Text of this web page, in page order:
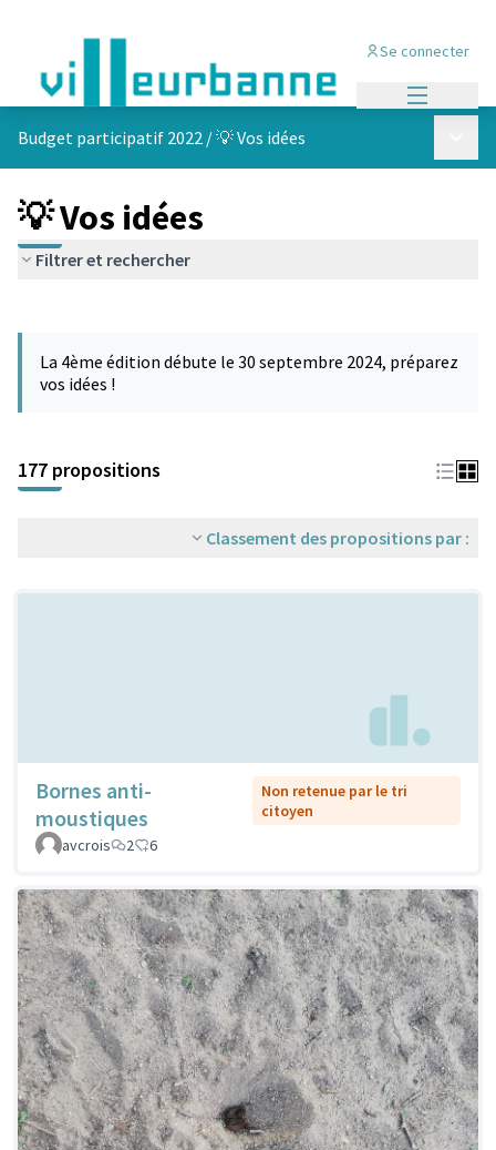
Se connecter
Budget participatif 2022 /💡 Vos idées
💡 Vos idées
Filtrer et rechercher
−
La 4ème édition débute le 30 septembre 2024, préparez
vos idées !
177 propositions
Classement des propositions par :
Bornes anti-
moustiques
Non retenue par le tri
citoyen
avcrois
2 6